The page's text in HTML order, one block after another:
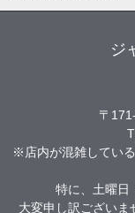
ジ
〒
※店内が混雑してい
特に、土曜日
大変申し訳ございま